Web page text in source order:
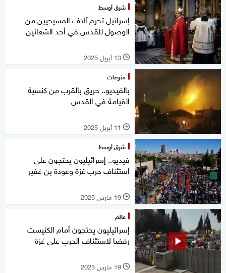
شرق أوسط
إسرائيل تحرم آلاف المسيحيين من
الوصول للقدس في أحد الشعانين
l 13 أبريل 2025
منوعات
بالفيديو.. حريق بالقرب من كنسية
القيامة في القدس
l 11 أبريل 2025
شرق أوسط
فيديو.. إسرائيليون يحتجون على
استئناف حرب غزة وعودة بن غفير
l 19 مارس 2025
عالم
إسرائيليون يحتجون أمام الكنيست
رفضا لاستئناف الحرب على غزة
l 19 مارس 2025